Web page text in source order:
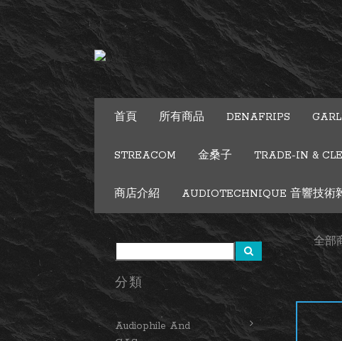
首頁 所有商品 DENAFRIPS
STREACOM 金桑子 TRADE-IN &
商店介紹 AUDIOTECHNIQUE 音響技術
分類
Audiophile And
全部